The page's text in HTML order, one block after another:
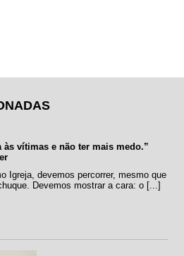
às vítimas e não ter mais medo.”
Igreja, devemos percorrer, mesmo que
Devemos mostrar a cara: o [...]